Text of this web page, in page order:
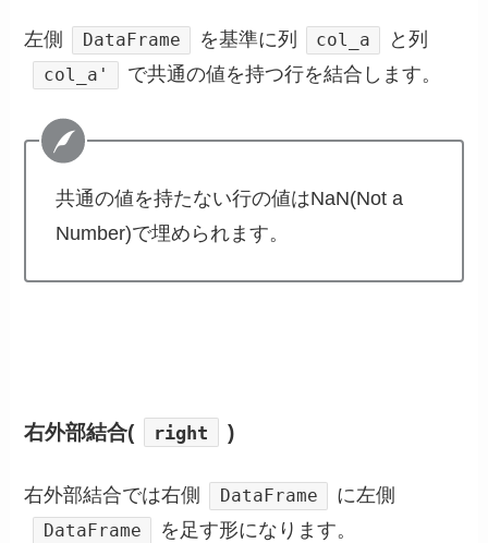
左側 DataFrame を基準に列 col_a と列
col_a' で共通の値を持つ行を結合します。
共通の値を持たない行の値はNaN(Not a
Number)で埋められます。
右外部結合( right )
右外部結合では右側 DataFrame に左側
DataFrame を足す形になります。